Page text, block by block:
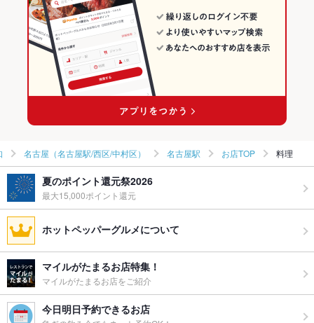
【個室完備】奥羽の鮮魚と炭焼き 東北商店 金山駅店
ビアガーデン×鉄板料理 ステーキ 食べ放題 個室居酒屋 鉄神
(TESSIN)名古屋駅本店
鉄板坊主 金山寺
その他の関連店舗
名古屋（名古屋駅/西区/中村区） × 焼き鳥・鶏料理
名古屋駅 × 和食
名古屋駅 × 焼き鳥・鶏料理
愛知 × 和食
愛知 × 焼き鳥・鶏料理
名古屋駅の居酒屋ランキング
名古屋（名古屋駅/西区/中村区） 名古屋駅 お店TOP 料理
夏のポイント還元祭2026
最大15,000ポイント還元
ホットペッパーグルメについて
マイルがたまるお店特集！
マイルがたまるお店をご紹介
今日明日予約できるお店